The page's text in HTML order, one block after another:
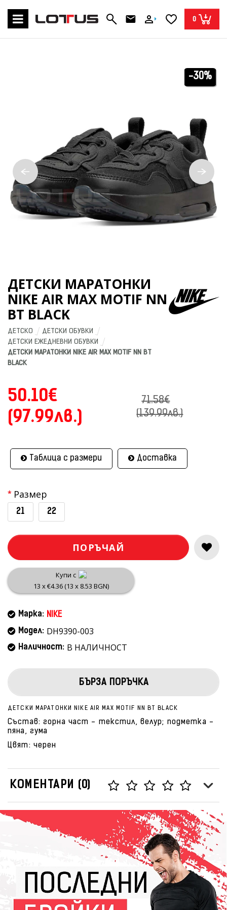
0
-30%
ДЕТСКИ МАРАТОНКИ
NIKE AIR MAX MOTIF NN
BT BLACK
ДЕТСКО
ДЕТСКИ ОБУВКИ
ДЕТСКИ ЕЖЕДНЕВНИ ОБУВКИ
ДЕТСКИ МАРАТОНКИ NIKE AIR MAX MOTIF NN BT
BLACK
50.10€
(97.99лв.)
71.58€
(139.99лв.)
Таблица с размери Доставка
Размер
21 22
ПОРЪЧАЙ
Купи с
13 x €4.36 (13 x 8.53 BGN)
Марка: NIKE
Модел: DH9390-003
Наличност: В НАЛИЧНОСТ
БЪРЗА ПОРЪЧКА
ДЕТСКИ МАРАТОНКИ NIKE AIR MAX MOTIF NN BT BLACK
Състав: горна част - текстил, велур; подметка -
пяна, гума
Цвят: черен
КОМЕНТАРИ (0)